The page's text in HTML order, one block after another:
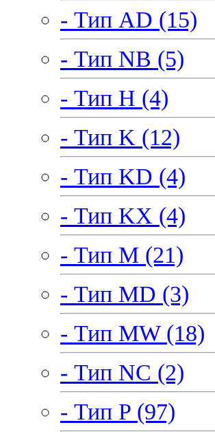
- Тип AD (15)
- Тип NB (5)
- Тип H (4)
- Тип K (12)
- Тип KD (4)
- Тип KX (4)
- Тип M (21)
- Тип MD (3)
- Тип MW (18)
- Тип NC (2)
- Тип P (97)